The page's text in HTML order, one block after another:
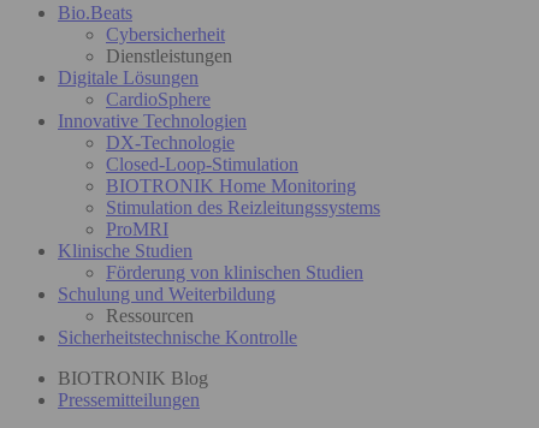
Bio.Beats
Cybersicherheit
Dienstleistungen
Digitale Lösungen
CardioSphere
Innovative Technologien
DX-Technologie
Closed-Loop-Stimulation
BIOTRONIK Home Monitoring
Stimulation des Reizleitungssystems
ProMRI
Klinische Studien
Förderung von klinischen Studien
Schulung und Weiterbildung
Ressourcen
Sicherheitstechnische Kontrolle
BIOTRONIK Blog
Pressemitteilungen